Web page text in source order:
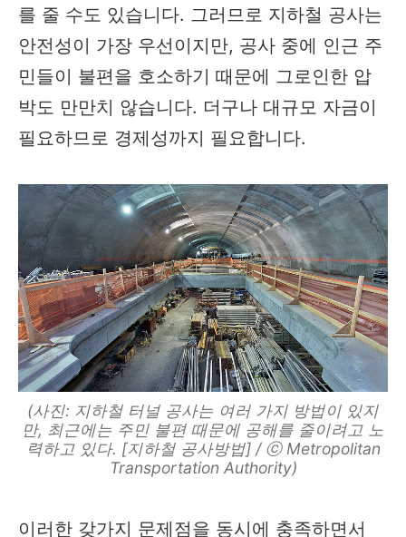
를 줄 수도 있습니다. 그러므로 지하철 공사는
안전성이 가장 우선이지만, 공사 중에 인근 주
민들이 불편을 호소하기 때문에 그로인한 압
박도 만만치 않습니다. 더구나 대규모 자금이
필요하므로 경제성까지 필요합니다.
(사진: 지하철 터널 공사는 여러 가지 방법이 있지
만, 최근에는 주민 불편 때문에 공해를 줄이려고 노
력하고 있다. [지하철 공사방법] / ⓒ Metropolitan
Transportation Authority)
이러한 갖가지 문제점을 동시에 충족하면서